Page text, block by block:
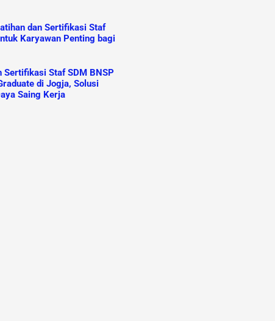
dan Sertifikasi Staf
Karyawan Penting bagi
Sertifikasi Staf SDM BNSP
di Jogja, Solusi
Saing Kerja